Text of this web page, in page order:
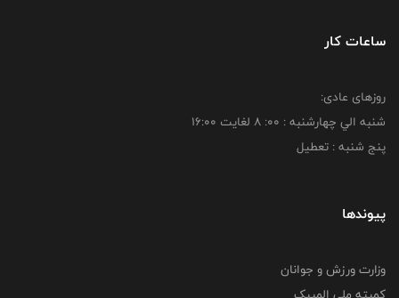
ساعات کار
روزهای عادی:
شنبه الي چهارشنبه : 00: 8 لغايت 16:00
پنج شنبه : تعطیل
پیوندها
وزارت ورزش و جوانان